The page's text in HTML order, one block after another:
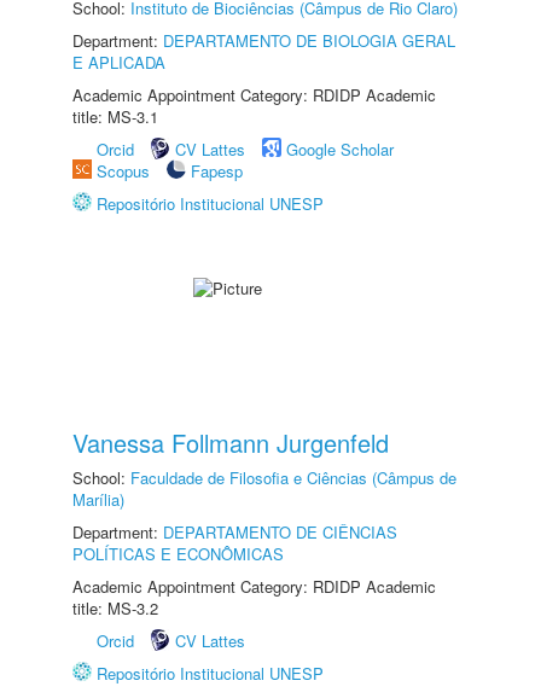
School: Instituto de Biociências (Câmpus de Rio Claro)
Department: DEPARTAMENTO DE BIOLOGIA GERAL
E APLICADA
Academic Appointment Category: RDIDP Academic
title: MS-3.1
Orcid
CV Lattes
Google Scholar
Scopus
Fapesp
Repositório Institucional UNESP
Vanessa Follmann Jurgenfeld
School: Faculdade de Filosofia e Ciências (Câmpus de
Marília)
Department: DEPARTAMENTO DE CIÊNCIAS
POLÍTICAS E ECONÔMICAS
Academic Appointment Category: RDIDP Academic
title: MS-3.2
Orcid
CV Lattes
Repositório Institucional UNESP